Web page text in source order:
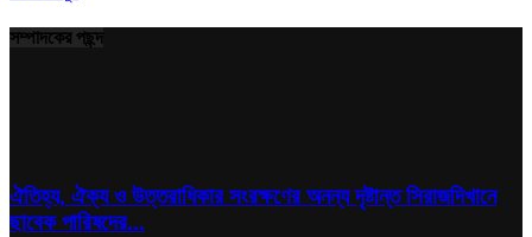
সম্পাদকের পছন্দ
ঐতিহ্য, ঐক্য ও উত্তরাধিকার সংরক্ষণের অনন্য দৃষ্টান্ত সিরাজদিখানে
ছাবেক পারিষদের...